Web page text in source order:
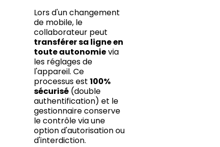
Lors d'un changement
de mobile, le
collaborateur peut
transférer sa ligne en
toute autonomievia
les réglages de
l'appareil. Ce
processus est 100%
sécurisé(double
authentification) et le
gestionnaire conserve
le contrôle via une
option d'autorisation ou
d'interdiction.